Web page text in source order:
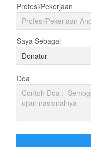
Profesi/Pekerjaan
Saya Sebagai
Donatur
Doa